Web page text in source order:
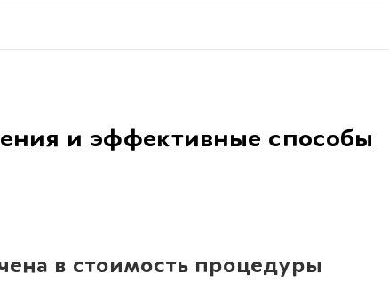
и эффективные способы
в стоимость процедуры